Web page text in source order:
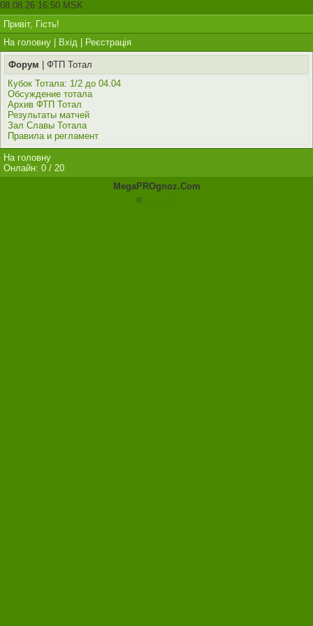
08.08.26 16:50 MSK
Привіт, Гість!
На головну
Вхід Реєстрація
Форум | ФТП Тотал
Кубок Тотала: 1/2 до 04.04
Обсуждение тотала
Архив ФТП Тотал
Результаты матчей
Зал Славы Тотала
Правила и регламент
На головну
Онлайн: 0 / 20
MegaPROgnoz.Com
©